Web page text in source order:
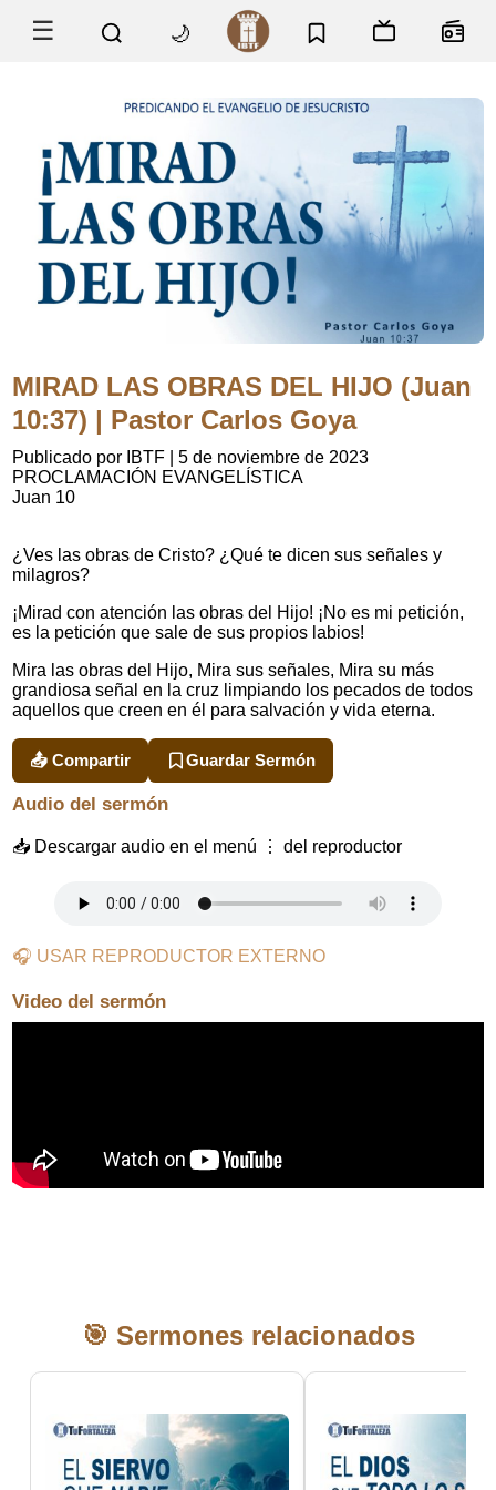
☰ 🌙
MIRAD LAS OBRAS DEL HIJO (Juan
10:37) | Pastor Carlos Goya
Publicado por IBTF
5 de noviembre de 2023
PROCLAMACIÓN EVANGELÍSTICA
Juan 10
¿Ves las obras de Cristo? ¿Qué te dicen sus señales y
milagros?
¡Mirad con atención las obras del Hijo! ¡No es mi petición,
es la petición que sale de sus propios labios!
Mira las obras del Hijo, Mira sus señales, Mira su más
grandiosa señal en la cruz limpiando los pecados de todos
aquellos que creen en él para salvación y vida eterna.
📤 Compartir Guardar Sermón
Audio del sermón
📥 Descargar audio en el menú ⋮ del reproductor
🎧 USAR REPRODUCTOR EXTERNO
Video del sermón
🎯 Sermones relacionados